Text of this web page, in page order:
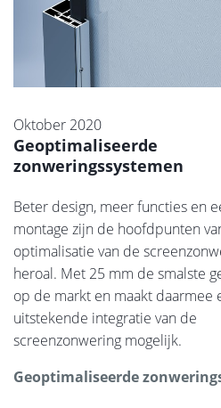
Oktober 2020
Geoptimaliseerde
zonweringssystemen
Beter design, meer functies en
montage zijn de hoofdpunten
optimalisatie van de
heroal. Met 25 mm de smalste
op de markt en maakt daarmee
uitstekende integratie van de
screenzonwering mogelijk.
Geoptimaliseerde